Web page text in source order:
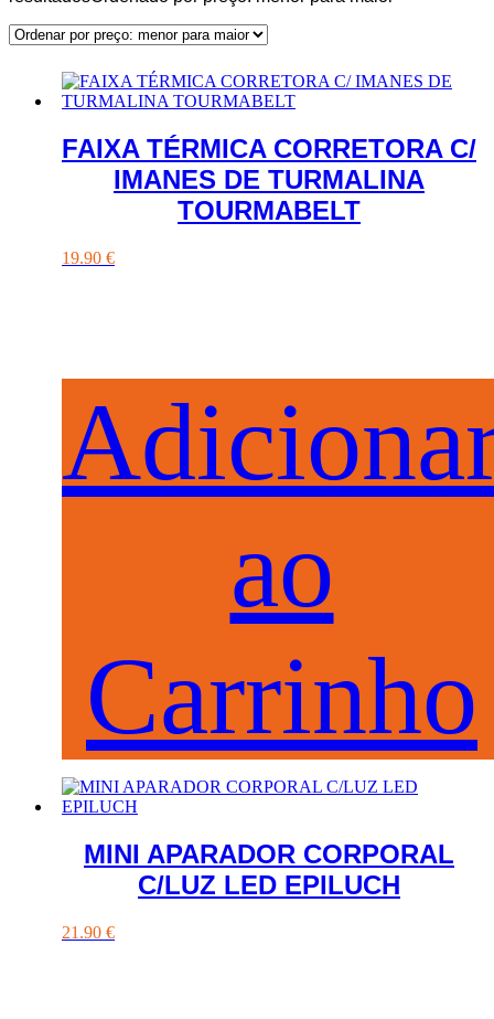
FAIXA TÉRMICA CORRETORA C/
IMANES DE TURMALINA
TOURMABELT
19.90 €
ao
Carrinho
MINI APARADOR CORPORAL
C/LUZ LED EPILUCH
21.90 €